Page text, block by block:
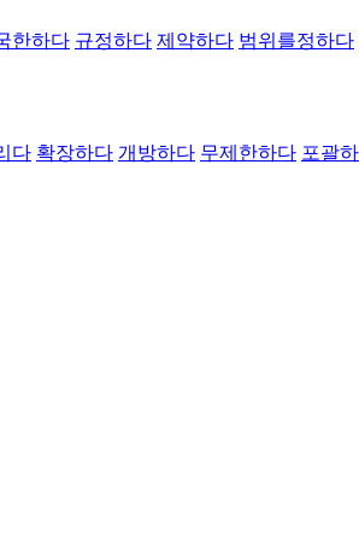
한하다 규정하다 제약하다 범위를정하다
다 확장하다 개방하다 무제한하다 포괄